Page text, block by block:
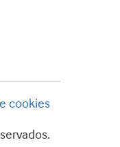
cookies